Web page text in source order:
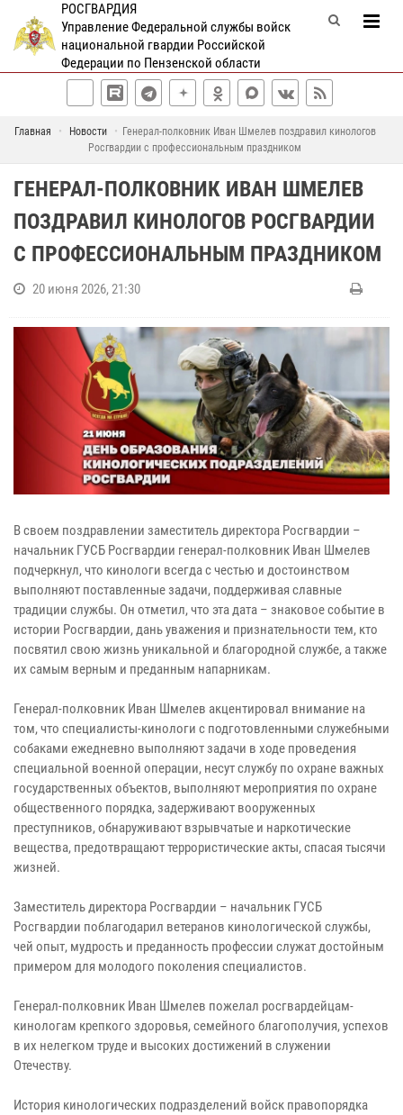
РОСГВАРДИЯ
Управление Федеральной службы войск
национальной гвардии Российской
Федерации по Пензенской области
Главная Новости
Генерал-полковник Иван Шмелев поздравил кинологов
Росгвардии с профессиональным праздником
ГЕНЕРАЛ-ПОЛКОВНИК ИВАН ШМЕЛЕВ
ПОЗДРАВИЛ КИНОЛОГОВ РОСГВАРДИИ
С ПРОФЕССИОНАЛЬНЫМ ПРАЗДНИКОМ
20 июня 2026, 21:30
В своем поздравлении заместитель директора Росгвардии –
начальник ГУСБ Росгвардии генерал-полковник Иван Шмелев
подчеркнул, что кинологи всегда с честью и достоинством
выполняют поставленные задачи, поддерживая славные
традиции службы. Он отметил, что эта дата – знаковое событие в
истории Росгвардии, дань уважения и признательности тем, кто
посвятил свою жизнь уникальной и благородной службе, а также
их самым верным и преданным напарникам.
Генерал-полковник Иван Шмелев акцентировал внимание на
том, что специалисты-кинологи с подготовленными служебными
собаками ежедневно выполняют задачи в ходе проведения
специальной военной операции, несут службу по охране важных
государственных объектов, выполняют мероприятия по охране
общественного порядка, задерживают вооруженных
преступников, обнаруживают взрывчатые и наркотические
вещества, предотвращают террористические акты, спасая тысячи
жизней.
Заместитель директора Росгвардии – начальник ГУСБ
Росгвардии поблагодарил ветеранов кинологической службы,
чей опыт, мудрость и преданность профессии служат достойным
примером для молодого поколения специалистов.
Генерал-полковник Иван Шмелев пожелал росгвардейцам-
кинологам крепкого здоровья, семейного благополучия, успехов
в их нелегком труде и высоких достижений в служении
Отечеству.
История кинологических подразделений войск правопорядка